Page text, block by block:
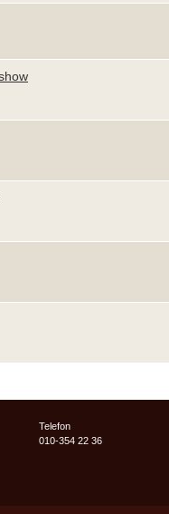
Telefon
010-354 22 36